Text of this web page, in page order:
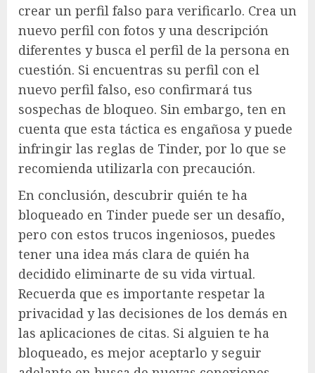
crear un perfil falso para verificarlo. Crea un
nuevo perfil con fotos y una descripción
diferentes y busca el perfil de la persona en
cuestión. Si encuentras su perfil con el
nuevo perfil falso, eso confirmará tus
sospechas de bloqueo. Sin embargo, ten en
cuenta que esta táctica es engañosa y puede
infringir las reglas de Tinder, por lo que se
recomienda utilizarla con precaución.
En conclusión, descubrir quién te ha
bloqueado en Tinder puede ser un desafío,
pero con estos trucos ingeniosos, puedes
tener una idea más clara de quién ha
decidido eliminarte de su vida virtual.
Recuerda que es importante respetar la
privacidad y las decisiones de los demás en
las aplicaciones de citas. Si alguien te ha
bloqueado, es mejor aceptarlo y seguir